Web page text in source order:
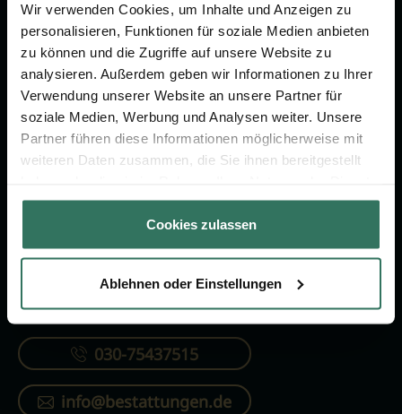
Wir verwenden Cookies, um Inhalte und Anzeigen zu
personalisieren, Funktionen für soziale Medien anbieten
zu können und die Zugriffe auf unsere Website zu
analysieren. Außerdem geben wir Informationen zu Ihrer
Verwendung unserer Website an unsere Partner für
soziale Medien, Werbung und Analysen weiter. Unsere
Partner führen diese Informationen möglicherweise mit
weiteren Daten zusammen, die Sie ihnen bereitgestellt
gesammelt haben.
Cookies zulassen
Ablehnen oder Einstellungen
Vorsorge.
Jetzt beraten lassen
FÜR SIE
Vergleich
Ratgeber
FÜR BESTATTER
Online-Portal
Kostenlos registrieren
KONTAKTIEREN SIE UNS
030-75437515
info@bestattungen.de